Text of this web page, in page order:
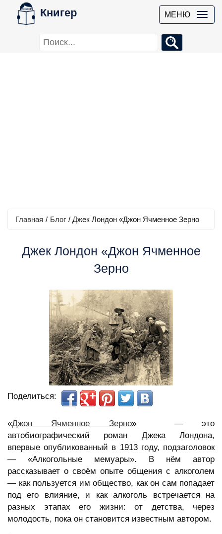
Книгер МЕНЮ
Главная / Блог / Джек Лондон «Джон Ячменное Зерно
Джек Лондон «Джон Ячменное
Зерно
Поделиться:
«Джон Ячменное Зерно» — это
автобиографический роман Джека Лондона,
впервые опубликованный в 1913 году, подзаголовок
— «Алкогольные мемуары». В нём автор
рассказывает о своём опыте общения с алкоголем
— как пользуется им общество, как он сам попадает
под его влияние, и как алкоголь встречается на
разных этапах его жизни: от детства, через
молодость, пока он становится известным автором.